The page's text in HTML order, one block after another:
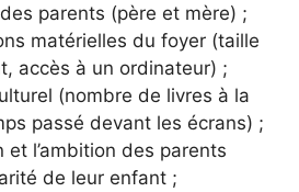
parents (père et mère) ;
matérielles du foyer (taille
accès à un ordinateur) ;
(nombre de livres à la
passé devant les écrans) ;
et l’ambition des parents
de leur enfant ;